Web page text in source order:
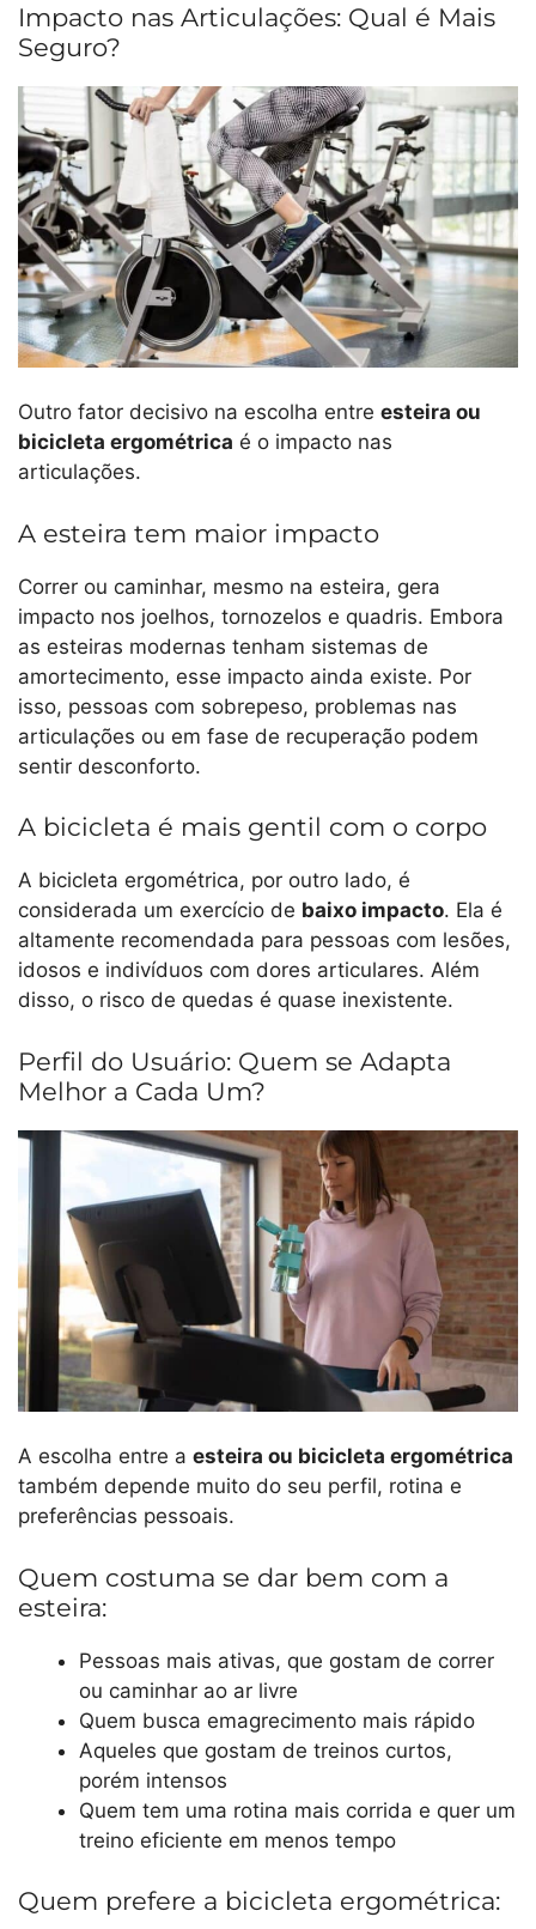
Impacto nas Articulações: Qual é Mais
Seguro?
Outro fator decisivo na escolha entre esteira ou
bicicleta ergométrica é o impacto nas
articulações.
A esteira tem maior impacto
Correr ou caminhar, mesmo na esteira, gera
impacto nos joelhos, tornozelos e quadris. Embora
as esteiras modernas tenham sistemas de
amortecimento, esse impacto ainda existe. Por
isso, pessoas com sobrepeso, problemas nas
articulações ou em fase de recuperação podem
sentir desconforto.
A bicicleta é mais gentil com o corpo
A bicicleta ergométrica, por outro lado, é
considerada um exercício de baixo impacto. Ela é
altamente recomendada para pessoas com lesões,
idosos e indivíduos com dores articulares. Além
disso, o risco de quedas é quase inexistente.
Perfil do Usuário: Quem se Adapta
Melhor a Cada Um?
A escolha entre a esteira ou bicicleta ergométrica
também depende muito do seu perfil, rotina e
preferências pessoais.
Quem costuma se dar bem com a
esteira:
Pessoas mais ativas, que gostam de correr
ou caminhar ao ar livre
Quem busca emagrecimento mais rápido
Aqueles que gostam de treinos curtos,
porém intensos
Quem tem uma rotina mais corrida e quer um
treino eficiente em menos tempo
Quem prefere a bicicleta ergométrica: